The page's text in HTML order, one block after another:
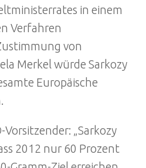
in einem
Verfahren
von
Merkel würde Sarkozy
Europäische
„Sarkozy
2012 nur 60 Prozent